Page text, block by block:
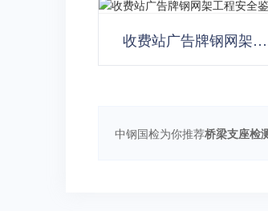
收费站广告牌钢网架工
中钢国检为你推荐桥梁支座检